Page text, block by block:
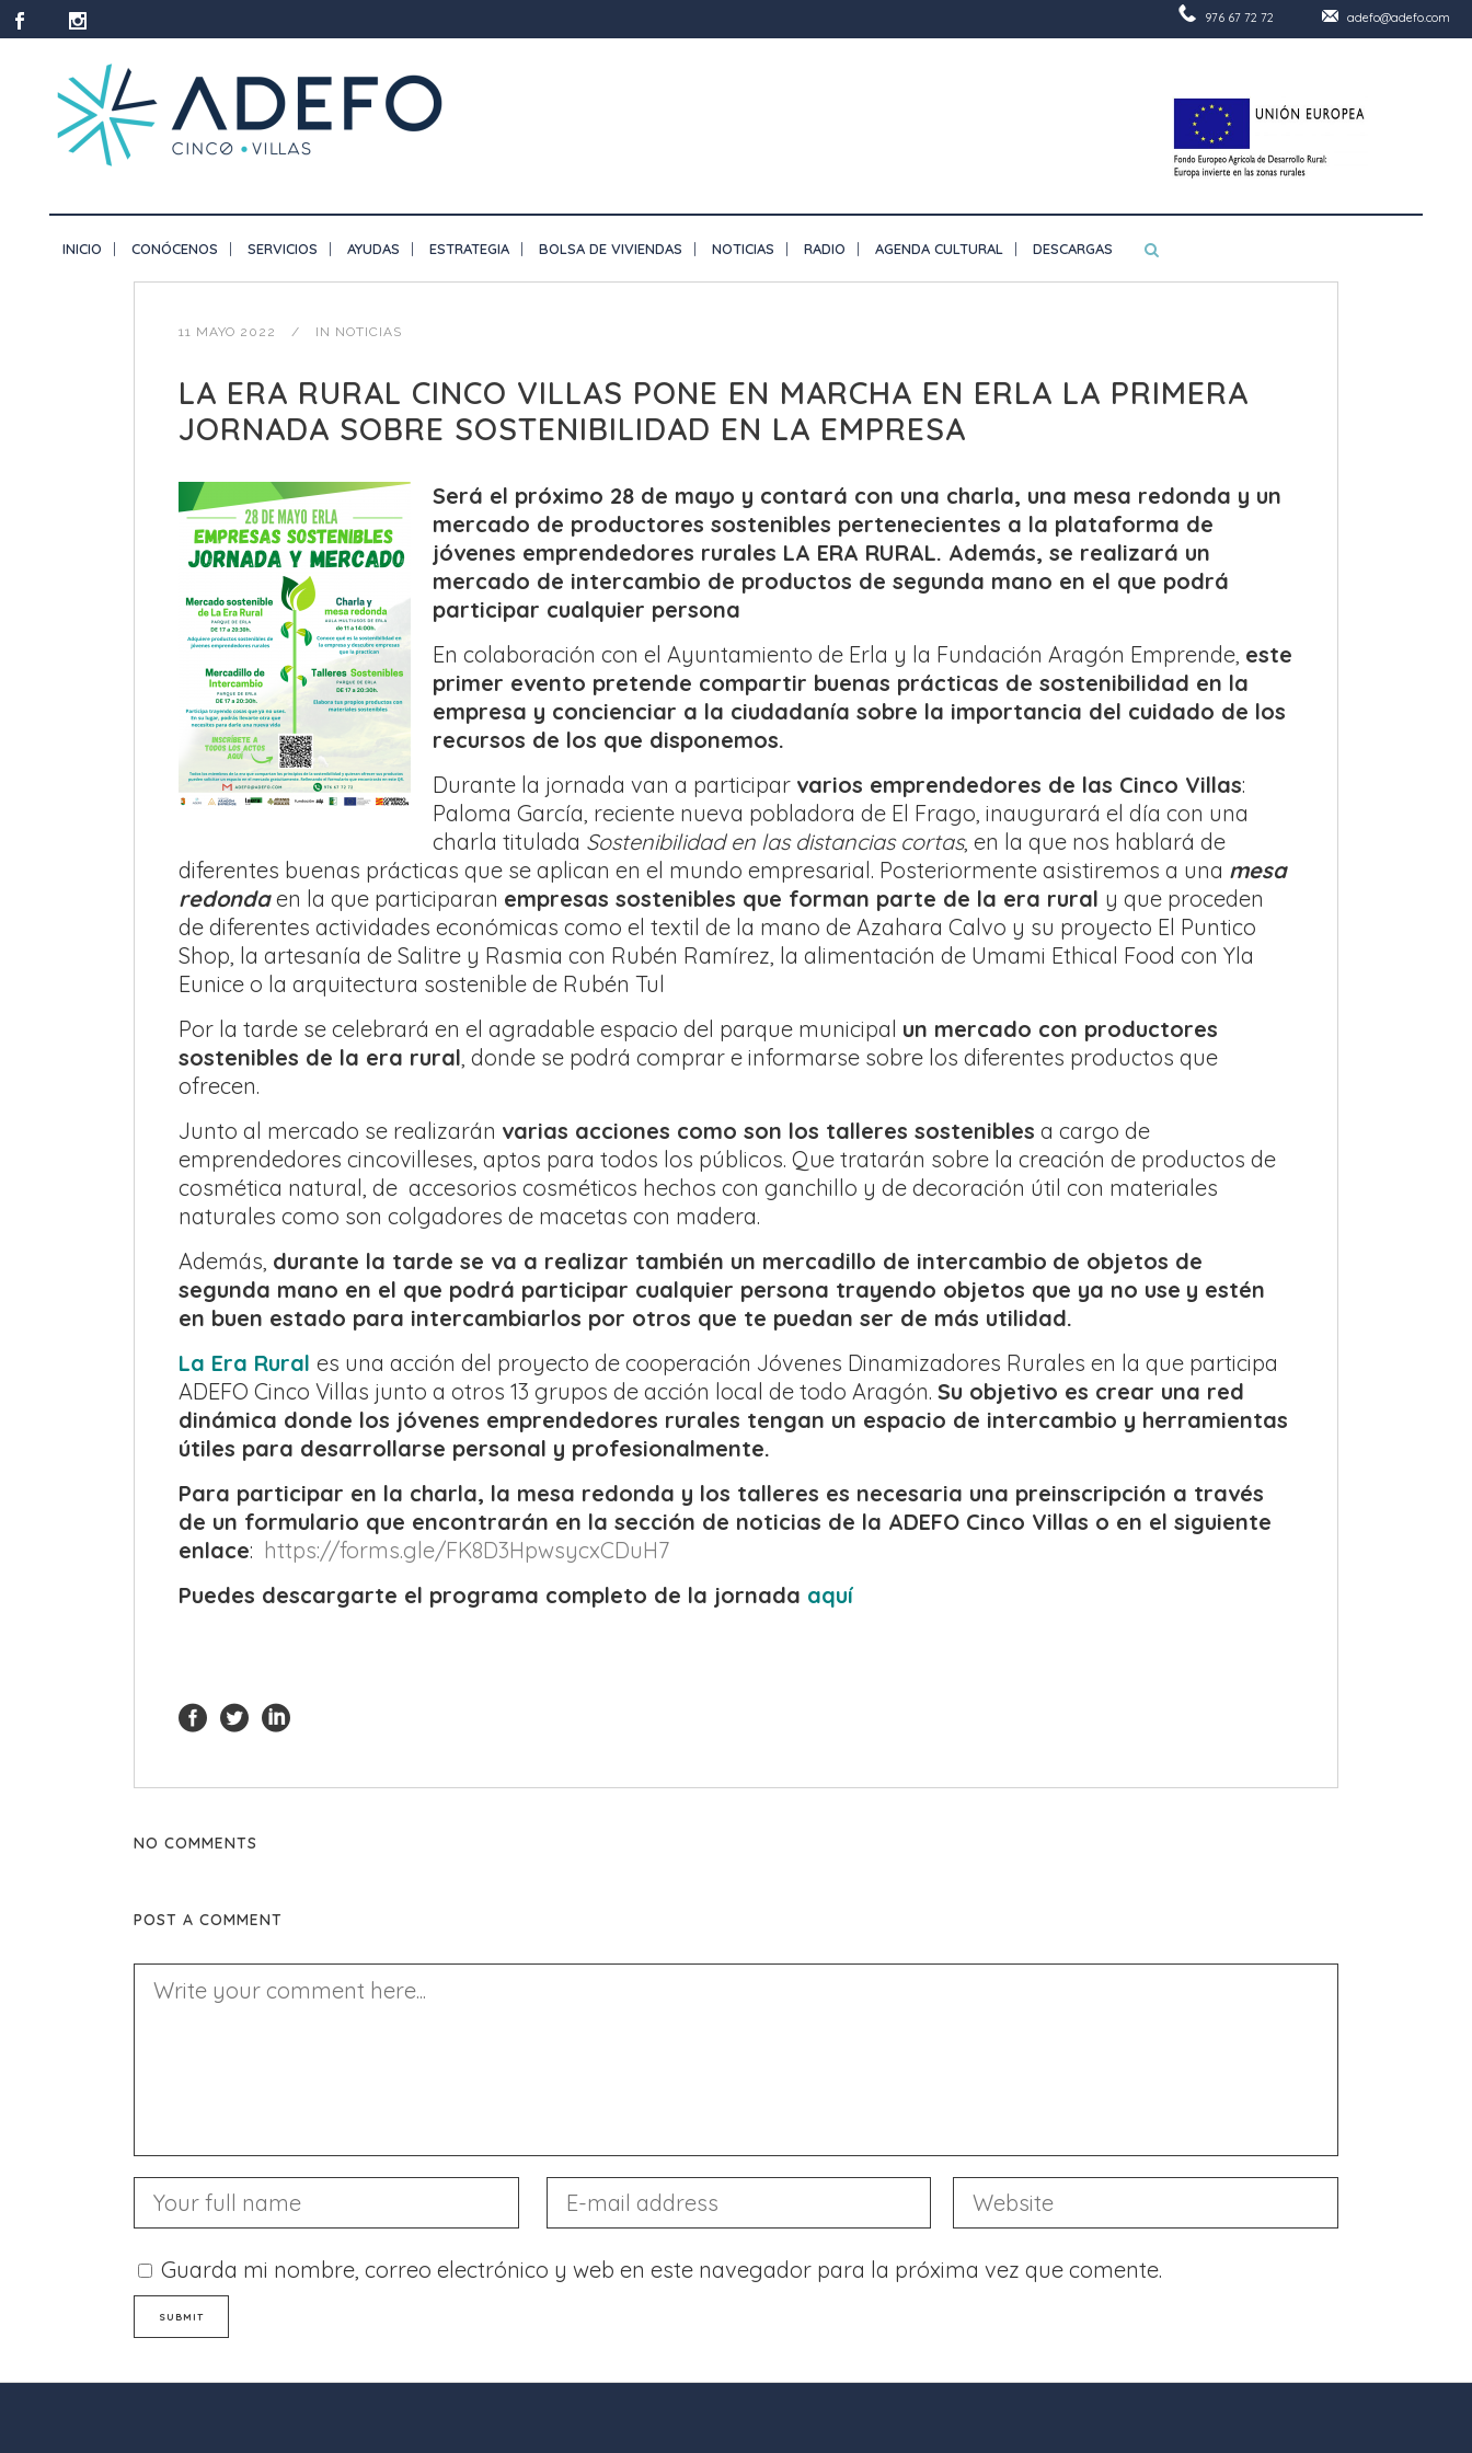
976 67 72 72 adefo@adefo.com
INICIO CONÓCENOS SERVICIOS AYUDAS ESTRATEGIA BOLSA DE VIVIENDAS NOTICIAS RADIO AGENDA CULTURAL DESCARGAS
11 MAYO 2022 IN NOTICIAS
LA ERA RURAL CINCO VILLAS PONE EN MARCHA EN ERLA LA PRIMERA
JORNADA SOBRE SOSTENIBILIDAD EN LA EMPRESA
Será el próximo 28 de mayo y contará con una charla, una mesa redonda y un
mercado de productores sostenibles pertenecientes a la plataforma de
jóvenes emprendedores rurales LA ERA RURAL. Además, se realizará un
mercado de intercambio de productos de segunda mano en el que podrá
participar cualquier persona
En colaboración con el Ayuntamiento de Erla y la Fundación Aragón Emprende, este
primer evento pretende compartir buenas prácticas de sostenibilidad en la
empresa y concienciar a la ciudadanía sobre la importancia del cuidado de los
recursos de los que disponemos.
Durante la jornada van a participar varios emprendedores de las Cinco Villas:
Paloma García, reciente nueva pobladora de El Frago, inaugurará el día con una
charla titulada Sostenibilidad en las distancias cortas, en la que nos hablará de
diferentes buenas prácticas que se aplican en el mundo empresarial. Posteriormente asistiremos a una mesa
redondaen la que participaran empresas sostenibles que forman parte de la era rural y que proceden
de diferentes actividades económicas como el textil de la mano de Azahara Calvo y su proyecto El Puntico
Shop, la artesanía de Salitre y Rasmia con Rubén Ramírez, la alimentación de Umami Ethical Food con Yla
Eunice o la arquitectura sostenible de Rubén Tul
Por la tarde se celebrará en el agradable espacio del parque municipal un mercado con productores
sostenibles de la era rural, donde se podrá comprar e informarse sobre los diferentes productos que
ofrecen.
Junto al mercado se realizarán varias acciones como son los talleres sostenibles a cargo de
emprendedores cincovilleses, aptos para todos los públicos. Que tratarán sobre la creación de productos de
cosmética natural, de accesorios cosméticos hechos con ganchillo y de decoración útil con materiales
naturales como son colgadores de macetas con madera.
Además, durante la tarde se va a realizar también un mercadillo de intercambio de objetos de
segunda mano en el que podrá participar cualquier persona trayendo objetos que ya no use y estén
en buen estado para intercambiarlos por otros que te puedan ser de más utilidad.
La Era Rural es una acción del proyecto de cooperación Jóvenes Dinamizadores Rurales en la que participa
ADEFO Cinco Villas junto a otros 13 grupos de acción local de todo Aragón. Su objetivo es crear una red
dinámica donde los jóvenes emprendedores rurales tengan un espacio de intercambio y herramientas
útiles para desarrollarse personal y profesionalmente.
Para participar en la charla, la mesa redonda y los talleres es necesaria una preinscripción a través
de un formulario que encontrarán en la sección de noticias de la ADEFO Cinco Villas o en el siguiente
enlace: https://forms.gle/FK8D3HpwsycxCDuH7
Puedes descargarte el programa completo de la jornada aquí
NO COMMENTS
POST A COMMENT
Guarda mi nombre, correo electrónico y web en este navegador para la próxima vez que comente.